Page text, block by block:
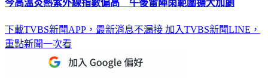
今高溫炎熱紫外線指數偏高 午後雷陣雨範圍擴大加劇
下載TVBS新聞APP，最新消息不漏接 加入TVBS新聞LINE，
重點新聞一次看